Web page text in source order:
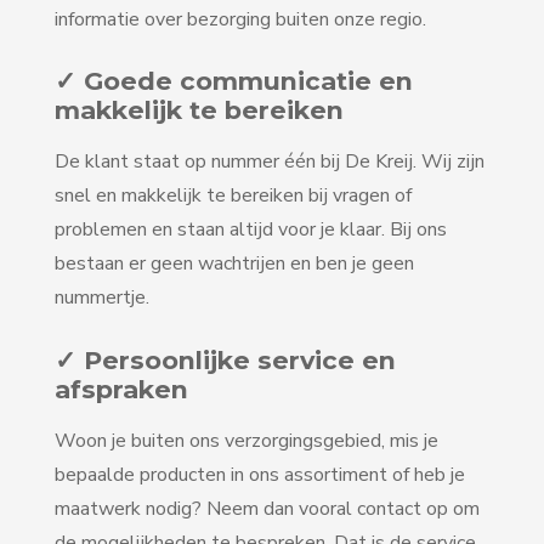
informatie over bezorging buiten onze regio.
✓ Goede communicatie en
makkelijk te bereiken
De klant staat op nummer één bij De Kreij. Wij zijn
snel en makkelijk te bereiken bij vragen of
problemen en staan altijd voor je klaar. Bij ons
bestaan er geen wachtrijen en ben je geen
nummertje.
✓ Persoonlijke service en
afspraken
Woon je buiten ons verzorgingsgebied, mis je
bepaalde producten in ons assortiment of heb je
maatwerk nodig? Neem dan vooral contact op om